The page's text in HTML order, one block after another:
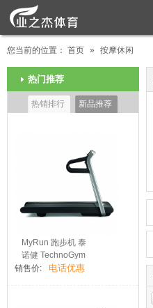
您当前的位置： 首页 » 按摩休闲
热门推荐
热销排行 新品推荐
MyRun 跑步机 泰
诺健 TechnoGym
销售价:
电话优惠